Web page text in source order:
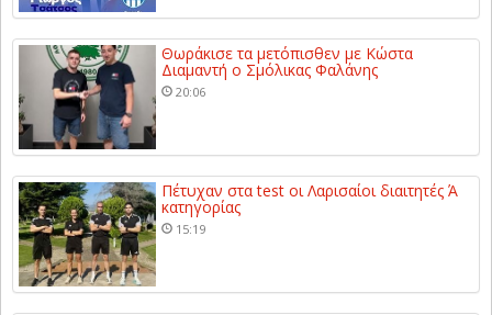
Θωράκισε τα μετόπισθεν με Κώστα
Διαμαντή ο Σμόλικας Φαλάνης
20:06
Πέτυχαν στα test οι Λαρισαίοι διαιτητές Ά
κατηγορίας
15:19